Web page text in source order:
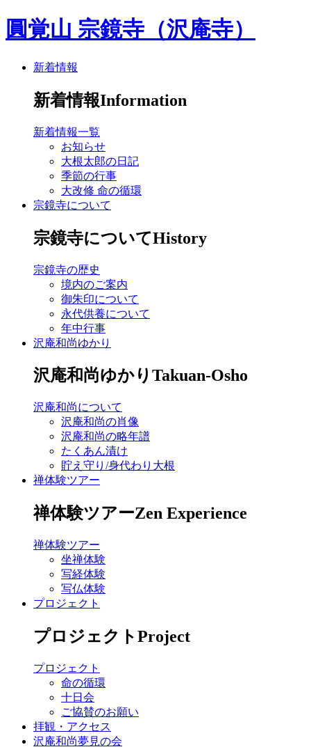
圓覚山 宗鏡寺（沢庵寺）
新着情報
新着情報Information
新着情報一覧
お知らせ
大根太郎の日記
季節の行事
大改修 命の循環
宗鏡寺について
宗鏡寺についてHistory
宗鏡寺の歴史
境内のご案内
御朱印について
永代供養について
年中行事
沢庵和尚ゆかり
沢庵和尚ゆかり Takuan-Osho
沢庵和尚について
沢庵和尚の肖像
沢庵和尚の略年譜
たくあん漬け
貯え守り/身代わり大根
禅体験ツアー
禅体験ツアーZen Experience
禅体験ツアー
坐禅体験
写経体験
写仏体験
プロジェクト
プロジェクトProject
プロジェクト
命の循環
十日会
ご協賛のお願い
拝観・アクセス
沢庵和尚夢見の会